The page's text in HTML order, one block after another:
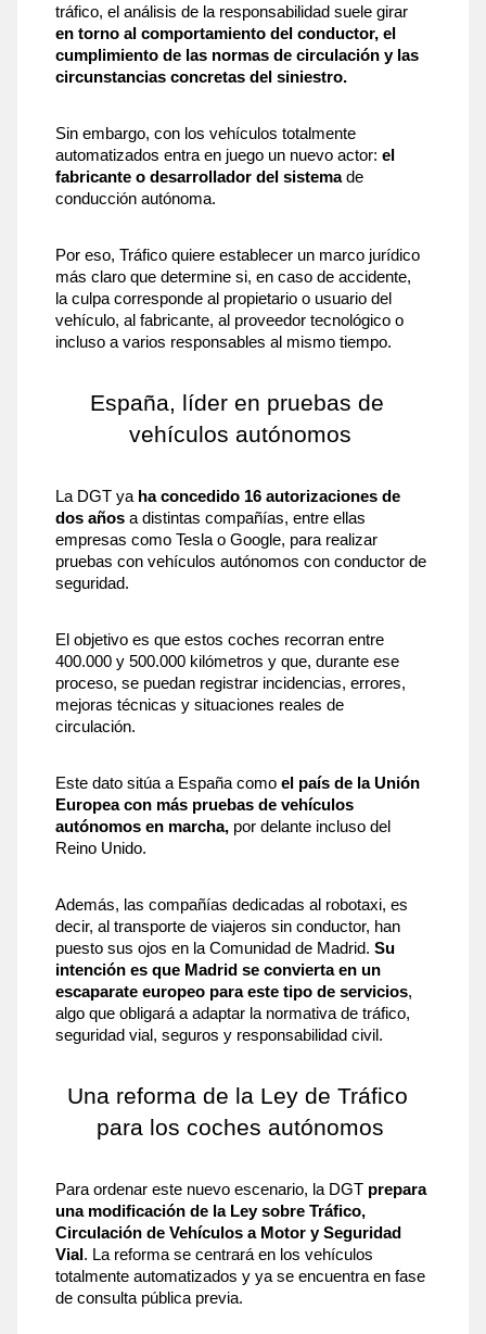
tráfico, el análisis de la responsabilidad suele girar
en torno al comportamiento del conductor, el
cumplimiento de las normas de circulación y las
circunstancias concretas del siniestro.
Sin embargo, con los vehículos totalmente
automatizados entra en juego un nuevo actor: el
fabricante o desarrollador del sistema de
conducción autónoma.
Por eso, Tráfico quiere establecer un marco jurídico
más claro que determine si, en caso de accidente,
la culpa corresponde al propietario o usuario del
vehículo, al fabricante, al proveedor tecnológico o
incluso a varios responsables al mismo tiempo.
España, líder en pruebas de
vehículos autónomos
La DGT ya ha concedido 16 autorizaciones de
dos años a distintas compañías, entre ellas
empresas como Tesla o Google, para realizar
pruebas con vehículos autónomos con conductor de
seguridad.
El objetivo es que estos coches recorran entre
400.000 y 500.000 kilómetros y que, durante ese
proceso, se puedan registrar incidencias, errores,
mejoras técnicas y situaciones reales de
circulación.
Este dato sitúa a España como el país de la Unión
Europea con más pruebas de vehículos
autónomos en marcha, por delante incluso del
Reino Unido.
Además, las compañías dedicadas al robotaxi, es
decir, al transporte de viajeros sin conductor, han
puesto sus ojos en la Comunidad de Madrid. Su
intención es que Madrid se convierta en un
escaparate europeo para este tipo de servicios,
algo que obligará a adaptar la normativa de tráfico,
seguridad vial, seguros y responsabilidad civil.
Una reforma de la Ley de Tráfico
para los coches autónomos
Para ordenar este nuevo escenario, la DGT prepara
una modificación de la Ley sobre Tráfico,
Circulación de Vehículos a Motor y Seguridad
Vial . La reforma se centrará en los vehículos
totalmente automatizados y ya se encuentra en fase
de consulta pública previa.